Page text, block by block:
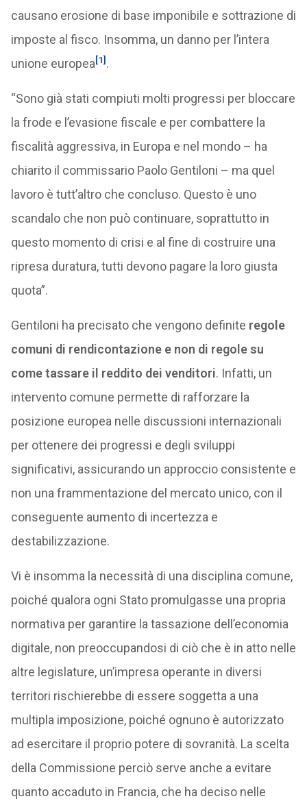
causano erosione di base imponibile e sottrazione di
imposte al fisco. Insomma, un danno per l’intera
unione europea[1] .
“Sono già stati compiuti molti progressi per bloccare
la frode e l’evasione fiscale e per combattere la
fiscalità aggressiva, in Europa e nel mondo – ha
chiarito il commissario Paolo Gentiloni – ma quel
lavoro è tutt’altro che concluso. Questo è uno
scandalo che non può continuare, soprattutto in
questo momento di crisi e al fine di costruire una
ripresa duratura, tutti devono pagare la loro giusta
quota”.
Gentiloni ha precisato che vengono definite regole
comuni di rendicontazione e non di regole su
come tassare il reddito dei venditori. Infatti, un
intervento comune permette di rafforzare la
posizione europea nelle discussioni internazionali
per ottenere dei progressi e degli sviluppi
significativi, assicurando un approccio consistente e
non una frammentazione del mercato unico, con il
conseguente aumento di incertezza e
destabilizzazione.
Vi è insomma la necessità di una disciplina comune,
poiché qualora ogni Stato promulgasse una propria
normativa per garantire la tassazione dell’economia
digitale, non preoccupandosi di ciò che è in atto nelle
altre legislature, un’impresa operante in diversi
territori rischierebbe di essere soggetta a una
multipla imposizione, poiché ognuno è autorizzato
ad esercitare il proprio potere di sovranità. La scelta
della Commissione perciò serve anche a evitare
quanto accaduto in Francia, che ha deciso nelle